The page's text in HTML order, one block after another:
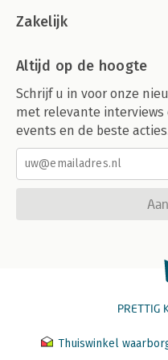
Zakelijk
Altijd op de hoogte
Schrijf u in voor onze
met relevante interviews
events en de beste
PRETTIG
Thuiswinkel